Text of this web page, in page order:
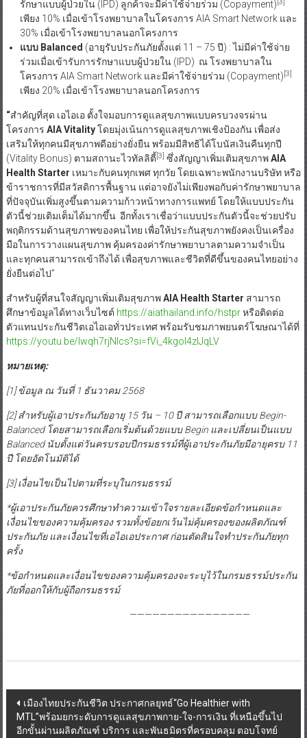
รักษาแบบผู้ป่วยใน (IPD) ลูกค้าจะมีค่าใช้จ่ายร่วม (Copayment)
เพียง 10% เมื่อเข้าโรงพยาบาลในโครงการ AIA Smart Network และ
30% เมื่อเข้าโรงพยาบาลนอกโครงการ
แบบBalanced (อายุรับประกันภัยตั้งแต่ 11 – 75 ปี) : ไม่มีค่าใช้จ่าย
ร่วมเมื่อเข้ารับการรักษาแบบผู้ป่วยใน (IPD) ณ โรงพยาบาลใน
โครงการ AIA Smart Network และมีค่าใช้จ่ายร่วม (Copayment) [3]
เพียง 20% เมื่อเข้าโรงพยาบาลนอกโครงการ
“สำคัญที่สุด เอไอเอ ตั้งใจมอบการดูแลสุขภาพแบบครบวงจรผ่าน
โครงการ AIA Vitalityโดยมุ่งเน้นการดูแลสุขภาพเชิงป้องกัน เพื่อส่ง
เสริมให้ทุกคนมีสุขภาพดีอย่างยั่งยืน พร้อมมีสิทธิได้โบนัสเงินคืนทุกปี
(Vitality Bonus) ตามสถานะไวทัลลิตี้[3] ซึ่งสัญญาเพิ่มเติมสุขภาพAIA
Health Starter เหมาะกับคนทุกเพศ ทุกวัย โดยเฉพาะพนักงานบริษัท หรือ
ข้าราชการที่มีสวัสดิการพื้นฐาน แต่อาจยังไม่เพียงพอกับค่ารักษาพยาบาล
ที่ปัจจุบันเพิ่มสูงขึ้นตามความก้าวหน้าทางการแพทย์ โดยให้แบบประกัน
ตัวนี้ช่วยเติมเต็มได้มากขึ้น อีกทั้งเราเชื่อว่าแบบประกันตัวนี้จะช่วยปรับ
พฤติกรรมด้านสุขภาพของคนไทย เพื่อให้ประกันสุขภาพยังคงเป็นเครื่อง
มือในการวางแผนสุขภาพ คุ้มครองค่ารักษาพยาบาลตามความจำเป็น
และทุกคนสามารถเข้าถึงได้ เพื่อสุขภาพและชีวิตที่ดีขึ้นของคนไทยอย่าง
ยั่งยืนต่อไป”
สำหรับผู้ที่สนใจสัญญาเพิ่มเติมสุขภาพAIA Health Starter สามารถ
ศึกษาข้อมูลได้ทางเว็บไซต์ https://aiathailand.info/hstprหรือติดต่อ
ตัวแทนประกันชีวิตเอไอเอทั่วประเทศ พร้อมรับชมภาพยนตร์โฆษณาได้ที่
https://youtu.be/Iwqh7rjNIcs?si=fVi_4kgoI4zIJqLV
หมายเหตุ:
[1]ข้อมูล ณ วันที่1 ธันวาคม2568
[2]สำหรับผู้เอาประกันภัยอายุ15วัน– 10 ปี สามารถเลือกแบบBegin-
Balanced โดยสามารถเลือกเริ่มต้นด้วยแบบBegin และเปลี่ยนเป็นแบบ
Balancedนับตั้งแต่วันครบรอบปีกรมธรรม์ที่ผู้เอาประกันภัยมีอายุครบ11
ปี โดยอัตโนมัติได้
[3]เงื่อนไขเป็นไปตามที่ระบุในกรมธรรม์
*ผู้เอาประกันภัยควรศึกษาทำความเข้าใจรายละเอียดข้อกำหนดและ
เงื่อนไขของความคุ้มครอง รวมทั้งข้อยกเว้นไม่คุ้มครองของผลิตภัณฑ์
ประกันภัย และเงื่อนไขที่เอไอเอประกาศ ก่อนตัดสินใจทำประกันภัยทุก
ครั้ง
*ข้อกำหนดและเงื่อนไขของความคุ้มครองจะระบุไว้ในกรมธรรม์ประกัน
ภัยที่ออกให้กับผู้ถือกรมธรรม์
————————————————
Post
navigation
เมืองไทยประกันชีวิต ประกาศกลยุทธ์“Go Healthier with
MTL”พร้อมยกระดับการดูแลสุขภาพกาย-ใจ-การเงิน ที่เหนือขึ้นไป
อีกขั้นผ่านผลิตภัณฑ์ บริการ และพันธมิตรที่ครอบคลุม ตอบโจทย์